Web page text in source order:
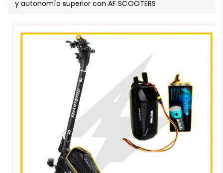
y autonomía superior con AF SCOOTERS
A La